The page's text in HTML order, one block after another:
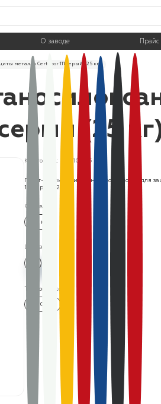
О заводе Прайс
металла Certacor 111 серый (25 кг)
(25
Код товара: CC11101725
Грунт-эмаль полиорганосилоксановая для
111 серый (25 кг)
Фасовка:
25 кг
Цвета:
Термостойкость:
350 °C